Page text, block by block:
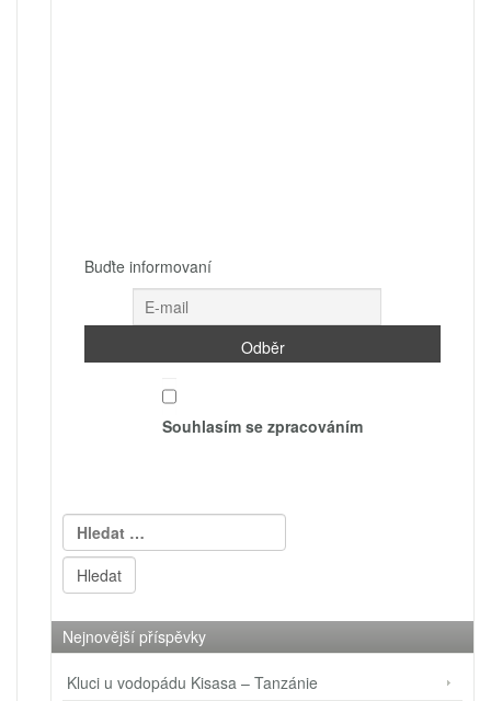
Buďte informovaní
Souhlasím se zpracováním
Vyhledávání
Nejnovější příspěvky
Kluci u vodopádu Kisasa – Tanzánie